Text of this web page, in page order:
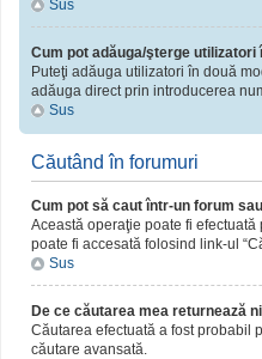
Sus
Cum pot adăuga/şterge
Puteţi adăuga utilizatori în două
adăuga direct prin introducerea
Sus
Căutând în forumuri
Cum pot să caut într-un forum
Această operaţie poate fi
poate fi accesată folosind link-ul
Sus
De ce căutarea mea returnează
Căutarea efectuată a fost probabil
căutare avansată.